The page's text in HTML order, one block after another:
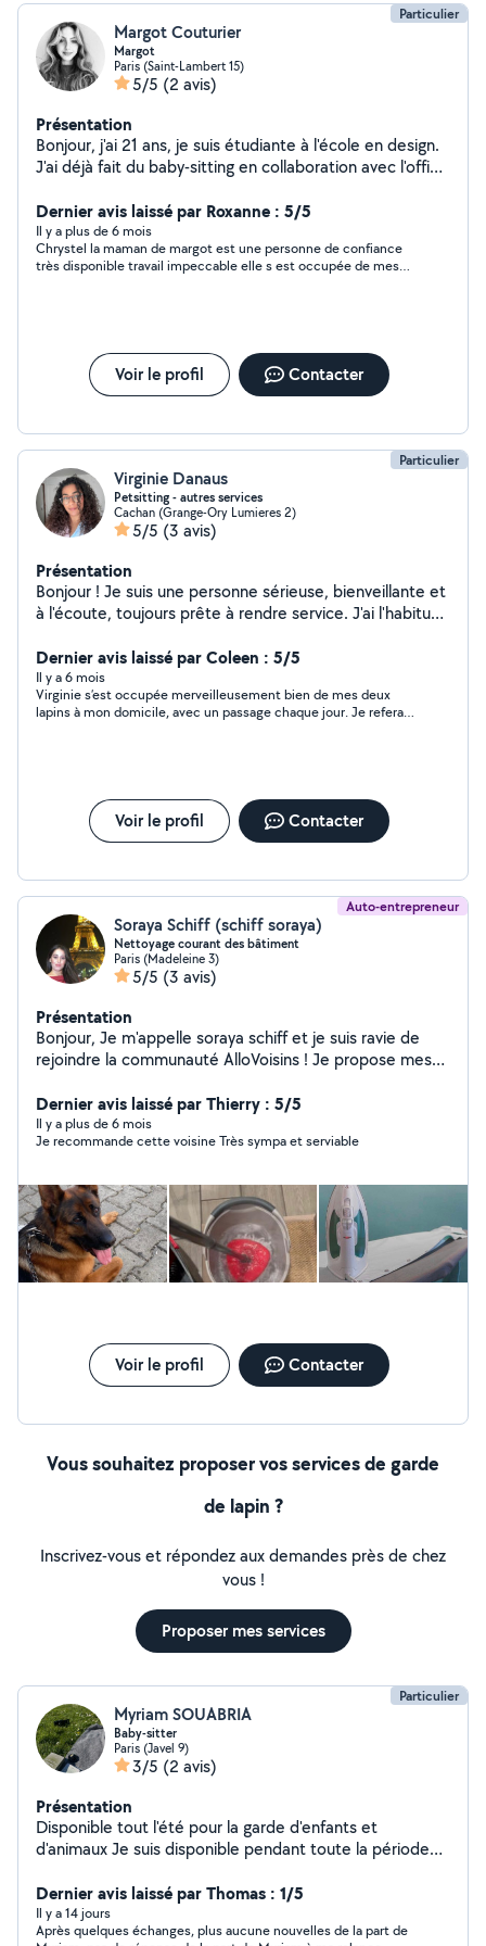
Particulier
Margot Couturier
Margot
Paris (Saint-Lambert 15)
5/5 (2 avis)
Présentation
Bonjour, j'ai 21 ans, je suis étudiante à l'école en design.
J'ai déjà fait du baby-sitting en collaboration avec l'office
particuliers lors des vacances scolaires. n'hésitez pas en
cas de besoin :)
Dernier avis laissé par Roxanne : 5/5
Il y a plus de 6 mois
Chrystel la maman de margot est une personne de confiance
très disponible travail impeccable elle s est occupée de mes
Voir le profil Contacter
Particulier
Virginie Danaus
Petsitting - autres services
Cachan (Grange-Ory Lumieres 2)
5/5 (3 avis)
Présentation
Bonjour ! Je suis une personne sérieuse, bienveillante et
à l'écoute, toujours prête à rendre service. J'ai l'habitude
lapins, oiseaux) et je peux aussi vous aider pour des
petites courses, du ménage ou d'autres services du
quotidien. N'hésitez pas à me contacter, je suis réactive
et motivée !
Dernier avis laissé par Coleen : 5/5
Il y a 6 mois
Virginie s’est occupée merveilleusement bien de mes deux
lapins à mon domicile, avec un passage chaque jour. Je referai
Voir le profil Contacter
Auto-entrepreneur
Soraya Schiff (schiff soraya)
Nettoyage courant des bâtiment
Paris (Madeleine 3)
5/5 (3 avis)
Présentation
Bonjour, Je m'appelle soraya schiff et je suis ravie de
rejoindre la communauté AlloVoisins ! Je propose mes
personne nettoyage et repassage du textiles ,cours
particuliers niveau maternel , garde d'animaux,garde
d'enfants , avec sérieux et convivialité. Je suis disponible
et je m'engage à réaliser chaque mission avec soin et
professionnalisme. N'hésitez pas à me contacter, je
serai heureuse de collaborer avec vous et de vous
rendre service ! À très bientôt, Soraya .
Dernier avis laissé par Thierry : 5/5
Il y a plus de 6 mois
Je recommande cette voisine Très sympa et serviable
Voir le profil Contacter
Vous souhaitez proposer vos services de garde
de lapin ?
Inscrivez-vous et répondez aux demandes près de chez
vous !
Proposer mes services
Particulier
Myriam SOUABRIA
Baby-sitter
Paris (Javel 9)
3/5 (2 avis)
Présentation
Disponible tout l'été pour la garde d'enfants et
d'animaux Je suis disponible pendant toute la période
ponctuelle) ainsi que pour la garde de vos animaux.
Ayant vécu avec des chats, je sais très bien m'en
occuper et répondre à leurs besoins avec attention et
Dernier avis laissé par Thomas : 1/5
Il y a 14 jours
Après quelques échanges, plus aucune nouvelles de la part de